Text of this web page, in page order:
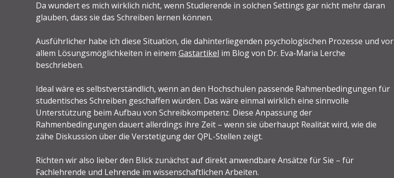
Da wundert es mich wirklich nicht, wenn Studierende in solchen Settings gar nicht mehr daran
glauben, dass sie das Schreiben lernen können.
Ausführlicher habe ich diese Situation, die dahinterliegenden psychologischen Prozesse und vor
allem Lösungsmöglichkeiten in einem Gastartikel im Blog von Dr. Eva-Maria Lerche
beschrieben.
Ideal wäre es selbstverständlich, wenn an den Hochschulen passende Rahmenbedingungen für
studentisches Schreiben geschaffen würden. Das wäre einmal wirklich eine sinnvolle
Unterstützung beim Aufbau von Schreibkompetenz. Diese Anpassung der
Rahmenbedingungen dauert allerdings ihre Zeit – wenn sie überhaupt Realität wird, wie die
zähe Diskussion über die Verstetigung der QPL-Stellen zeigt.
Richten wir also lieber den Blick zunächst auf direkt anwendbare Ansätze für Sie – für
Fachlehrende und Lehrende im wissenschaftlichen Arbeiten.